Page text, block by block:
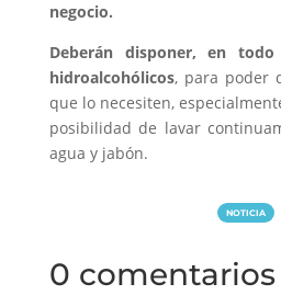
negocio.
Deberán disponer, en
hidroalcohólicos, para poder
que lo necesiten,
posibilidad de lavar
agua y jabón.
NOTICIA
0 comentarios